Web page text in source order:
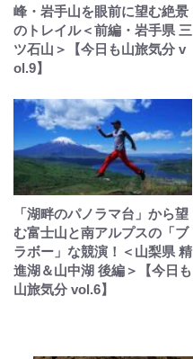
峰・岩手山を眼前に望む絶景
のトレイル＜前編・岩手県 三
ツ石山＞【今日も山旅気分 v
ol.9】
「湖畔のパノラマ台」から望
む富士山と南アルプスの「ブ
ラボー」な競演！＜山梨県 精
進湖＆山中湖 後編＞【今日も
山旅気分 vol.6】